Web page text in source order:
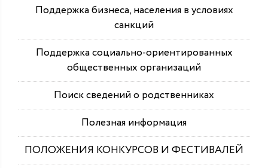
Поддержка бизнеса, населения в условиях
санкций
Поддержка социально-ориентированных
общественных организаций
Поиск сведений о родственниках
Полезная информация
ПОЛОЖЕНИЯ КОНКУРСОВ И ФЕСТИВАЛЕЙ